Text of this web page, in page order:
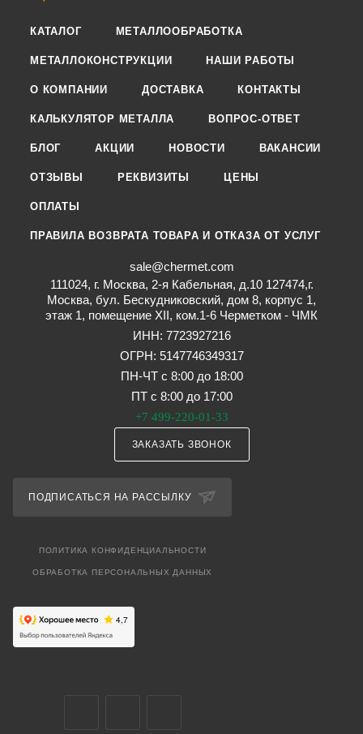
КАТАЛОГ МЕТАЛЛООБРАБОТКА
МЕТАЛЛОКОНСТРУКЦИИ НАШИ РАБОТЫ
О КОМПАНИИ ДОСТАВКА КОНТАКТЫ
КАЛЬКУЛЯТОР МЕТАЛЛА ВОПРОС-ОТВЕТ
БЛОГ АКЦИИ НОВОСТИ ВАКАНСИИ
ОТЗЫВЫ РЕКВИЗИТЫ ЦЕНЫ
ОПЛАТЫ
ПРАВИЛА ВОЗВРАТА ТОВАРА И ОТКАЗА ОТ УСЛУГ
sale@chermet.com
111024, г. Москва, 2-я Кабельная, д.10 127474,г.
Москва, бул. Бескудниковский, дом 8, корпус 1,
этаж 1, помещение XII, ком.1-6 Черметком - ЧМК
ИНН: 7723927216
ОГРН: 5147746349317
ПН-ЧТ с 8:00 до 18:00
ПТ с 8:00 до 17:00
+7 499-220-01-33
ЗАКАЗАТЬ ЗВОНОК
ПОДПИСАТЬСЯ НА РАССЫЛКУ
ПОЛИТИКА КОНФИДЕНЦИАЛЬНОСТИ
ОБРАБОТКА ПЕРСОНАЛЬНЫХ ДАННЫХ